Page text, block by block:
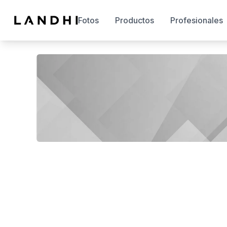
Fotos Productos Profesionales